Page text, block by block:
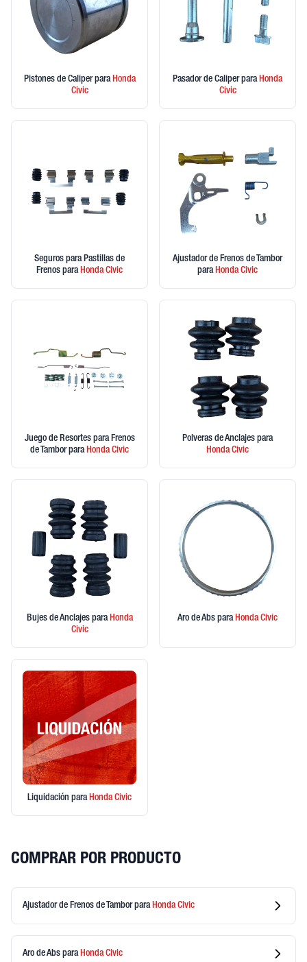
Pistones de Caliper paraHonda
Civic
Pasador de Caliper paraHonda
Civic
Seguros para Pastillas de
Frenos paraHondaCivic
Ajustador de Frenos de Tambor
paraHondaCivic
Juego de Resortes para Frenos
de Tambor paraHondaCivic
Polveras de Anclajes para
HondaCivic
Bujes de Anclajes paraHonda
Civic
Aro de Abs paraHondaCivic
Liquidación paraHondaCivic
COMPRAR POR PRODUCTO
Ajustador de Frenos de Tamborpara HondaCivic
Aro de Abs para HondaCivic